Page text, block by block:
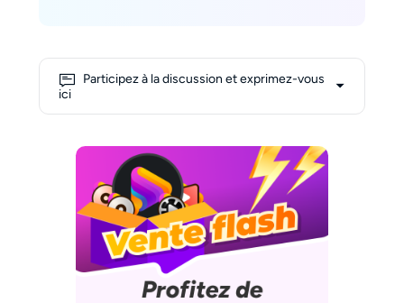
logiciels, il offre aux lecteurs des
médias, quels que soient les
formats ou les plateformes.
Participez à la discussion et exprimez-vous
ici